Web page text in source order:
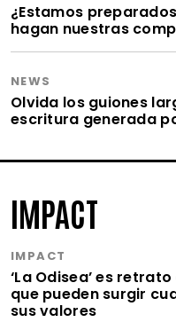
¿Estamos
hagan nuestras
NEWS
Olvida los guiones
escritura generada
IMPACT
IMPACT
‘La Odisea’ es
que pueden surgir
sus valores